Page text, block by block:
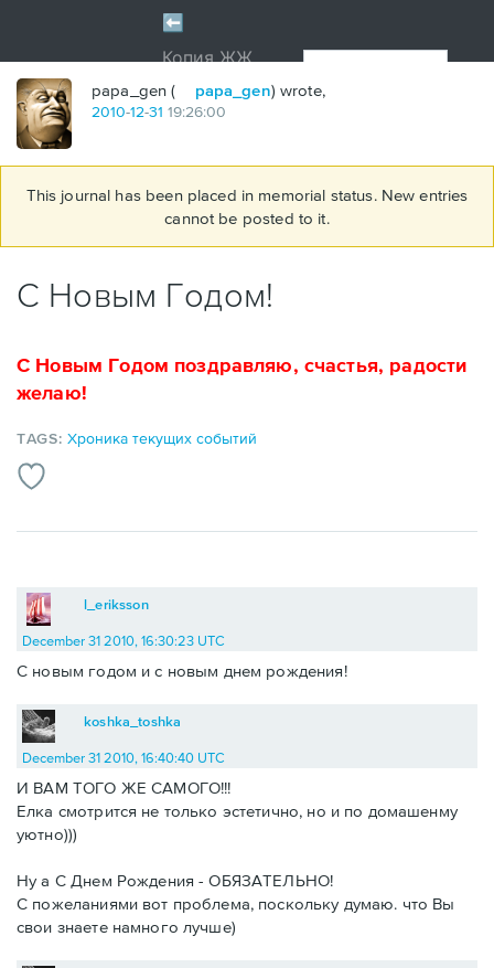
papa_gen ( papa_gen) wrote,
2010-12-31 19:26:00
This journal has been placed in memorial status. New entries
cannot be posted to it.
С Новым Годом!
С Новым Годом поздравляю, счастья, радости
желаю!
TAGS:Хроника текущих событий
l_eriksson
December 31 2010, 16:30:23 UTC
С новым годом и с новым днем рождения!
koshka_toshka
December 31 2010, 16:40:40 UTC
И ВАМ ТОГО ЖЕ САМОГО!!!
Елка смотрится не только эстетично, но и по домашенму
уютно)))
Ну а С Днем Рождения - ОБЯЗАТЕЛЬНО!
С пожеланиями вот проблема, поскольку думаю. что Вы
свои знаете намного лучше)